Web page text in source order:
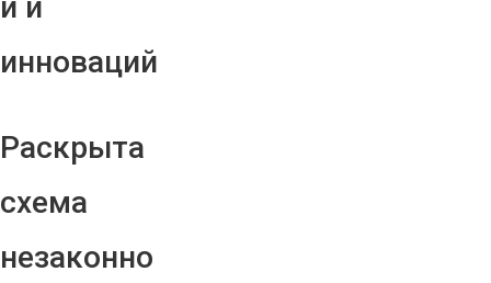
инноваций
Раскрыта
схема
незаконно